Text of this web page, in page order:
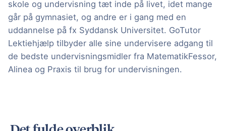
skole og undervisning tæt inde på livet, idet mange
går på gymnasiet, og andre er i gang med en
uddannelse på fx Syddansk Universitet. GoTutor
Lektiehjælp tilbyder alle sine undervisere adgang til
de bedste undervisningsmidler fra MatematikFessor,
Alinea og Praxis til brug for undervisningen.